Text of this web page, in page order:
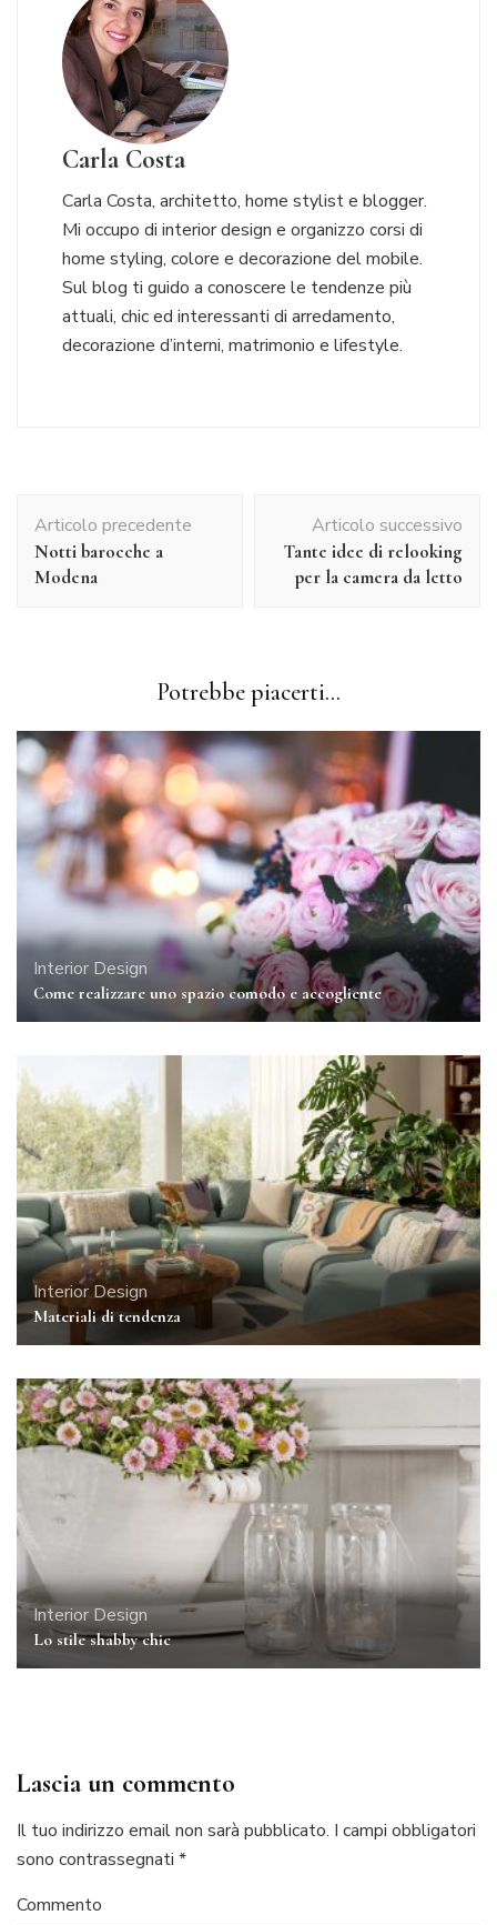
Carla Costa
Carla Costa, architetto, home stylist e blogger.
Mi occupo di interior design e organizzo corsi di
home styling, colore e decorazione del mobile.
Sul blog ti guido a conoscere le tendenze più
attuali, chic ed interessanti di arredamento,
decorazione d’interni, matrimonio e lifestyle.
articolo
Articolo precedente
Notti barocche a
Modena
Articolo successivo
Tante idee di relooking
per la camera da letto
Potrebbe piacerti...
Interior Design
Come realizzare uno spazio comodo e accogliente
Interior Design
Materiali di tendenza
Interior Design
Lo stile shabby chic
Lascia un commento
Il tuo indirizzo email non sarà pubblicato. I campi obbligatori
sono contrassegnati *
Commento